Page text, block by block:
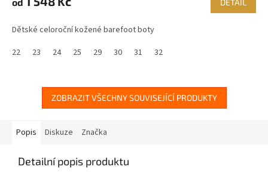
DETAIL
Dětské celoroční kožené barefoot boty
22
23 24 25 29 30 31 32
ZOBRAZIT VŠECHNY SOUVISEJÍCÍ PRODUKTY
Popis Diskuze Značka
Detailní popis produktu